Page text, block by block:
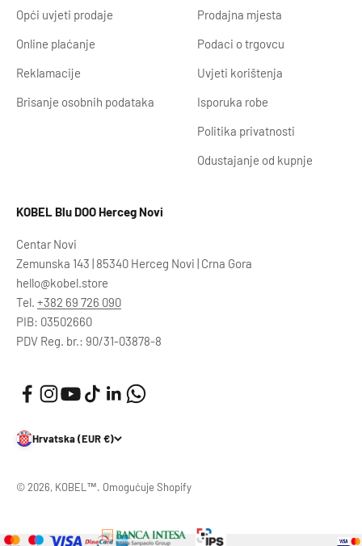
Opći uvjeti prodaje
Online plaćanje
Reklamacije
Brisanje osobnih podataka
Prodajna mjesta
Podaci o trgovcu
Uvjeti korištenja
Isporuka robe
Politika privatnosti
Odustajanje od kupnje
KOBEL Blu DOO Herceg Novi
Centar Novi
Zemunska 143 | 85340 Herceg Novi | Crna Gora
hello@kobel.store
Tel. +382 69 726 090
PIB: 03502660
PDV Reg. br.: 90/31-03878-8
Hrvatska (EUR €)
© 2026, KOBEL™. Omogućuje Shopify